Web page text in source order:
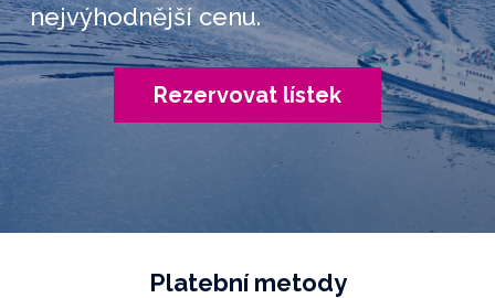
nejvýhodnější cenu.
Rezervovat lístek
Platební metody